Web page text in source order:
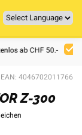
ab CHF 50.-
EAN: 4046702011766
Z-300